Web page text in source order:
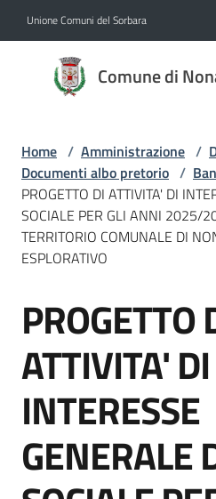
Unione Comuni del Sorbara
Comune di
Comune di
Nonantola
Amministrazione
Menu selezionato
Novità
Servizi
Vivere
Nonantola
Tutti
gli
argomenti...
Home / Amministrazione /
Documenti albo pretorio /
PROGETTO DI ATTIVITA' DI
SOCIALE PER GLI ANNI 2025/
TERRITORIO COMUNALE DI
ESPLORATIVO
Salta al contenuto
PROGETTO
ATTIVITA' DI
INTERESSE
GENERALE